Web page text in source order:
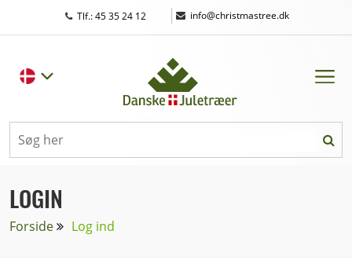
Tlf.: 45 35 24 12 | info@christmastree.dk
LOGIN
Forside Log ind